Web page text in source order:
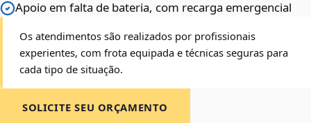
Apoio em falta de bateria, com recarga emergencial
Os atendimentos são realizados por profissionais
experientes, com frota equipada e técnicas seguras para
cada tipo de situação.
SOLICITE SEU ORÇAMENTO